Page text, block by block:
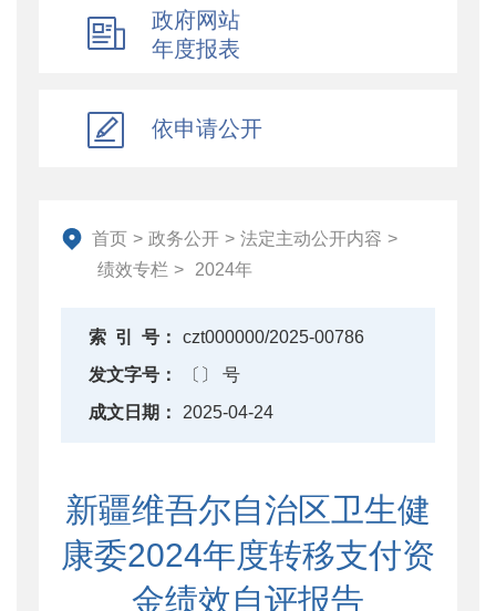
行业监管
重点领域信息公开
政府网站
年度报表
依申请公开
首页 > 政务公开 > 法定主动公开内容 >
绩效专栏 > 2024年
索 引 号：
czt000000/2025-00786
发文字号：
〔〕 号
成文日期：
2025-04-24
新疆维吾尔自治区卫生健
康委2024年度转移支付资
金绩效自评报告